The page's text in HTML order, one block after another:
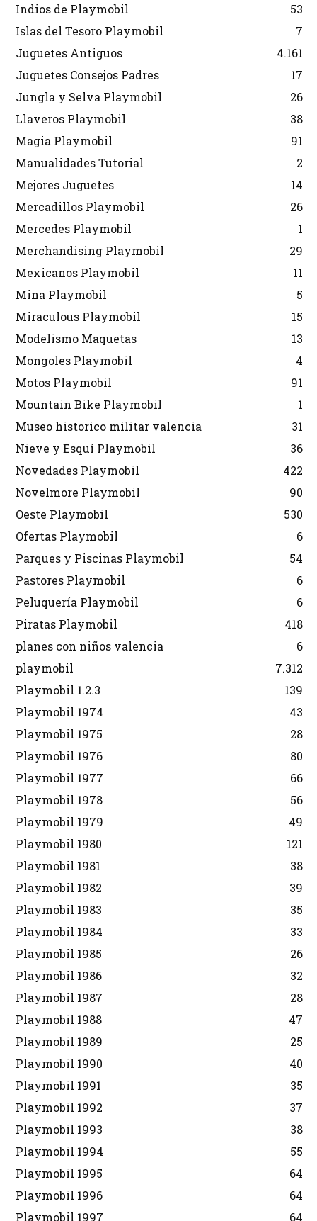
Indios de Playmobil
53
Islas del Tesoro Playmobil
7
Juguetes Antiguos
4.161
Juguetes Consejos Padres
17
Jungla y Selva Playmobil
26
Llaveros Playmobil
38
Magia Playmobil
91
Manualidades Tutorial
2
Mejores Juguetes
14
Mercadillos Playmobil
26
Mercedes Playmobil
1
Merchandising Playmobil
29
Mexicanos Playmobil
11
Mina Playmobil
5
Miraculous Playmobil
15
Modelismo Maquetas
13
Mongoles Playmobil
4
Motos Playmobil
91
Mountain Bike Playmobil
1
Museo historico militar valencia
31
Nieve y Esquí Playmobil
36
Novedades Playmobil
422
Novelmore Playmobil
90
Oeste Playmobil
530
Ofertas Playmobil
6
Parques y Piscinas Playmobil
54
Pastores Playmobil
6
Peluquería Playmobil
6
Piratas Playmobil
418
planes con niños valencia
6
playmobil
7.312
Playmobil 1.2.3
139
Playmobil 1974
43
Playmobil 1975
28
Playmobil 1976
80
Playmobil 1977
66
Playmobil 1978
56
Playmobil 1979
49
Playmobil 1980
121
Playmobil 1981
38
Playmobil 1982
39
Playmobil 1983
35
Playmobil 1984
33
Playmobil 1985
26
Playmobil 1986
32
Playmobil 1987
28
Playmobil 1988
47
Playmobil 1989
25
Playmobil 1990
40
Playmobil 1991
35
Playmobil 1992
37
Playmobil 1993
38
Playmobil 1994
55
Playmobil 1995
64
Playmobil 1996
64
Playmobil 1997
64